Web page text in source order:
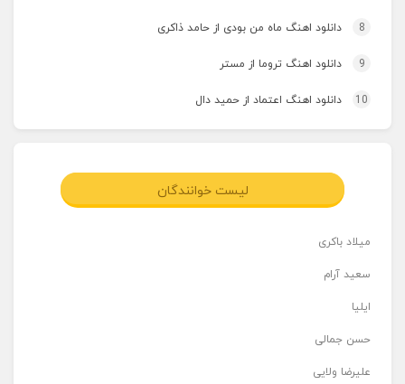
8 دانلود اهنگ ماه من بودی از حامد ذاکری
9 دانلود اهنگ تروما از مستر
10 دانلود اهنگ اعتماد از حمید دال
لیست خوانندگان
میلاد باکری
سعید آرام
ایلیا
حسن جمالی
علیرضا ولایی